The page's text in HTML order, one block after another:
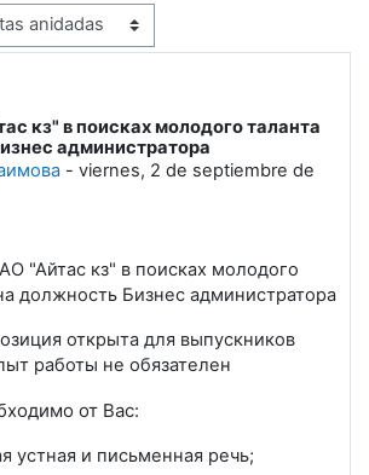
кз" в поисках молодого таланта
администратора
- viernes, 2 de septiembre de
0
"Айтас кз" в поисках молодого
должность Бизнес администратора
открыта для выпускников
работы не обязателен
от Вас:
устная и письменная речь;